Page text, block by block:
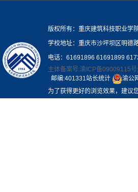
版权所有：重庆建筑科技职业学
学校地址：重庆市沙坪坝区明德
电话：61691896 61691899
主体备案号:渝ICP备09009115
邮编:401331站长统计
渝公
为了获得更好的浏览效果，建议